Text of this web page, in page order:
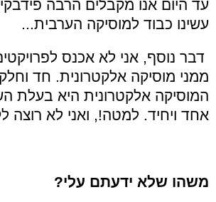
עד היום אנו מקבלים הרבה
עשינו כבוד למוסיקה הערבית...
דבר נוסף, אני לא אכנס
ממני מוסיקה אלקטרונית. חד
המוסיקה אלקטרונית היא בעלת
אחד ויחיד. למטה!, ואני לא רוצה
משהו שלא ידעתם עלי?